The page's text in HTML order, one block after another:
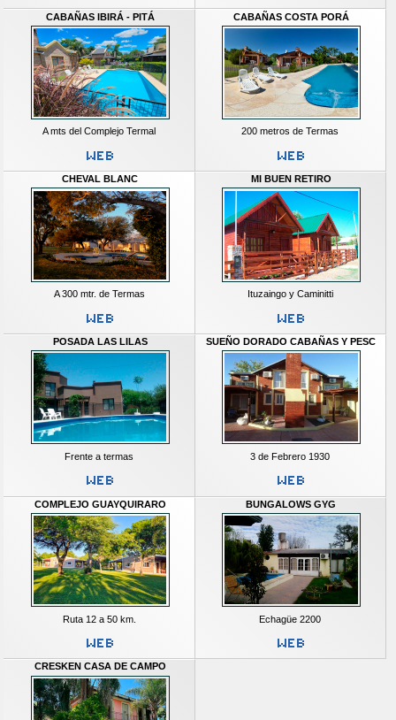
CABAÑAS IBIRÁ - PITÁ
A mts del Complejo Termal
CABAÑAS COSTA PORÁ
200 metros de Termas
CHEVAL BLANC
A 300 mtr. de Termas
MI BUEN RETIRO
Ituzaingo y Caminitti
POSADA LAS LILAS
Frente a termas
SUEÑO DORADO CABAÑAS Y PESC
3 de Febrero 1930
COMPLEJO GUAYQUIRARO
Ruta 12 a 50 km.
BUNGALOWS GYG
Echagüe 2200
CRESKEN CASA DE CAMPO